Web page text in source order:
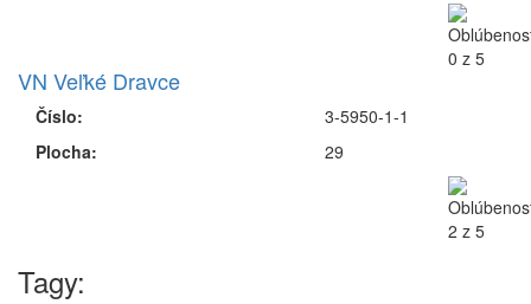
VN Veľké Dravce
Číslo:
Plocha:
3-5950-1-1
29
Tagy: